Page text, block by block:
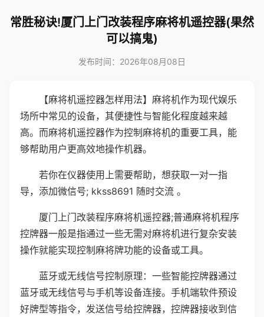
常胜秘诀!厦门上门改装程序麻将机遥控器(果然
可以搞鬼)
发布时间：2026年08月08日
【麻将机遥控器怎样用法】麻将机作为现代娱乐
场所中常见的设备，其便捷性与智能化程度越来越
高。而麻将机遥控器作为控制麻将机的重要工具，能
够帮助用户更高效地操作机器。
若你在仪器使用上需要帮助，想获取一对一指
导，添加微信号; kkss8691 随时交流 。
厦门上门改装程序麻将机遥控器;普通麻将机程序
控牌器一般是指通过一些无需对麻将机进行复杂安装
操作就能实现控制麻将牌功能的设备或工具。
蓝牙或无线信号控制原理：一些智能控牌器通过
蓝牙或无线信号与手机等设备连接。手机端软件预设
好牌型等指令，发送信号给控牌器，控牌器接收到信